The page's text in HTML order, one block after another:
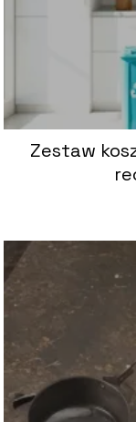
Zestaw